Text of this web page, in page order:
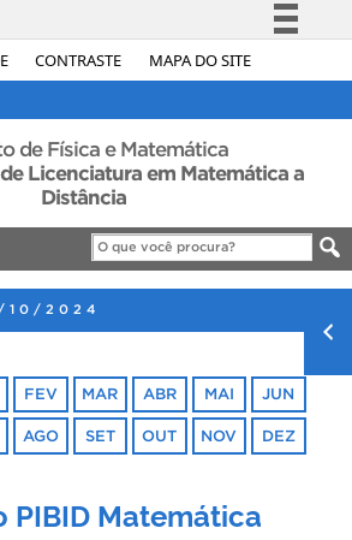
CONTRASTE MAPA DO SITE
Simplifique!
Acesso à informação
Canais
de Física e Matemática
Licenciatura em Matemática a
Distância
10/2024
FEV MAR ABR MAI JUN
AGO SET OUT NOV DEZ
PIBID Matemática